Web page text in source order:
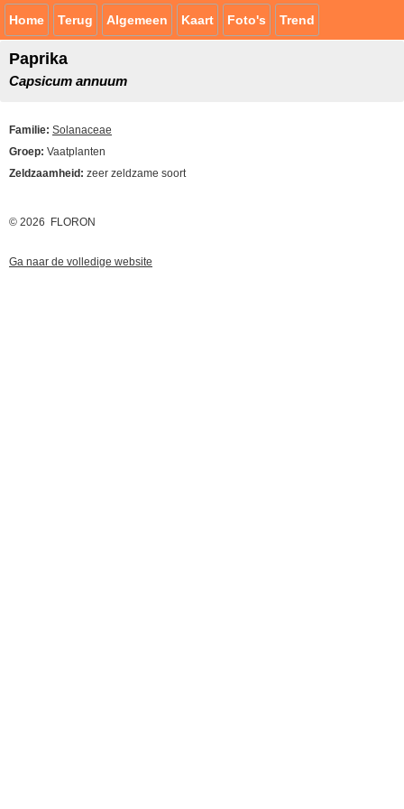
Home Terug Algemeen Kaart Foto's Trend
Paprika
Capsicum annuum
Familie: Solanaceae
Groep: Vaatplanten
Zeldzaamheid: zeer zeldzame soort
© 2026 FLORON
Ga naar de volledige website